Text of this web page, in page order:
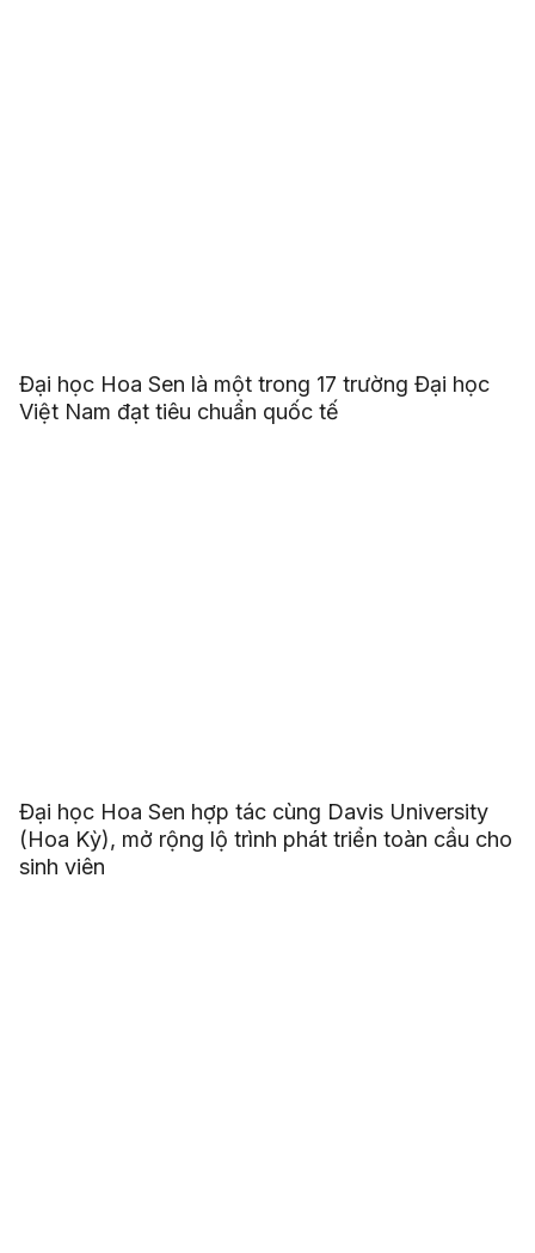
Đại học Hoa Sen là một trong 17 trường Đại học
Việt Nam đạt tiêu chuẩn quốc tế
Đại học Hoa Sen hợp tác cùng Davis University
(Hoa Kỳ), mở rộng lộ trình phát triển toàn cầu cho
sinh viên